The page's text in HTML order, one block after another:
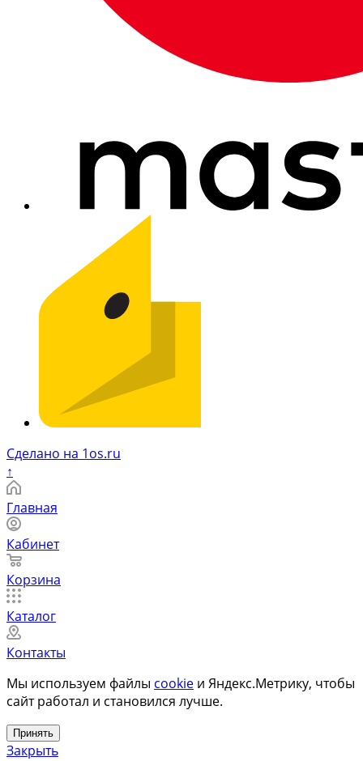
Сделано на 1os.ru
↑
Главная
Кабинет
Корзина
Каталог
Контакты
Мы используем файлы cookie и Яндекс.Метрику, чтобы
сайт работал и становился лучше.
Принять
Закрыть